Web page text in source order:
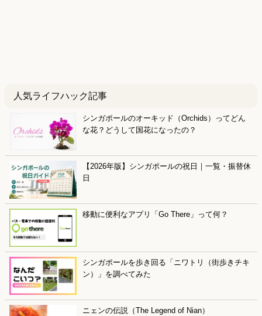
人気ライフハック記事
シンガポールのオーキッド（Orchids）ってどん
な花？どうして国花になったの？
【2026年版】シンガポールの祝日｜一覧・振替休
日
移動に便利なアプリ「Go There」って何？
シンガポールを歩き回る「ニワトリ（街歩きチキ
ン）」を調べてみた
ニェンの伝説（The Legend of Nian）